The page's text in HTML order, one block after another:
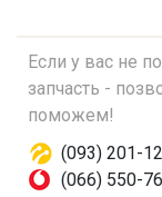
Если у вас не
запчасть -
поможем!
(093) 201-
(066) 550-